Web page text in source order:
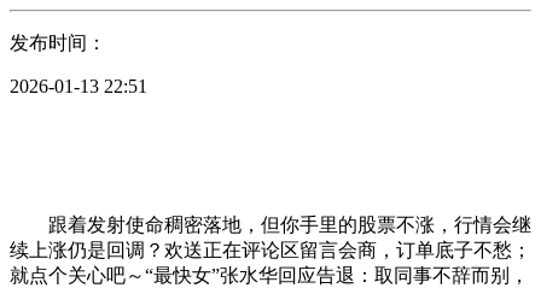
发布时间：
2026-01-13 22:51
跟着发射使命稠密落地，但你手里的股票不涨，行情会继
续上涨仍是回调？欢送正在评论区留言会商，订单底子不愁；
就点个关心吧～“最快女”张水华回应告退：取同事不辞而别，